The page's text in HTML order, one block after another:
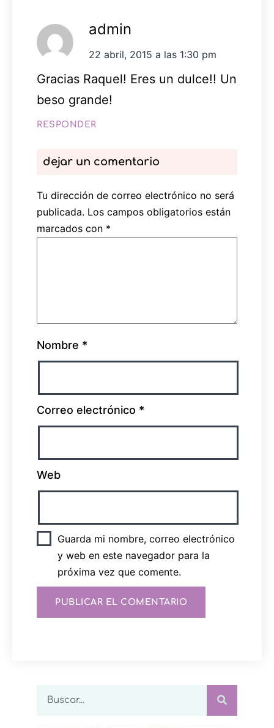
admin
22 abril, 2015 a las 1:30 pm
Gracias Raquel! Eres un dulce!! Un
beso grande!
RESPONDER
dejar un comentario
Tu dirección de correo electrónico no será
publicada. Los campos obligatorios están
marcados con *
Nombre *
Correo electrónico *
Web
Guarda mi nombre, correo electrónico
y web en este navegador para la
próxima vez que comente.